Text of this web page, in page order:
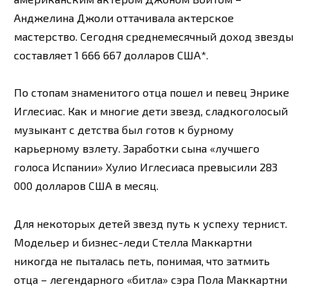
Анджелина Джоли оттачивала актерское
мастерство. Сегодня среднемесячный доход звезды
составляет 1 666 667 долларов США*.
По стопам знаменитого отца пошел и певец Энрике
Иглесиас. Как и многие дети звезд, сладкоголосый
музыкант с детства был готов к бурному
карьерному взлету. Заработки сына «лучшего
голоса Испании» Хулио Иглесиаса превысили 283
000 долларов США в месяц.
Для некоторых детей звезд путь к успеху тернист.
Модельер и бизнес-леди Стелла Маккартни
никогда не пыталась петь, понимая, что затмить
отца – легендарного «битла» сэра Пола Маккартни